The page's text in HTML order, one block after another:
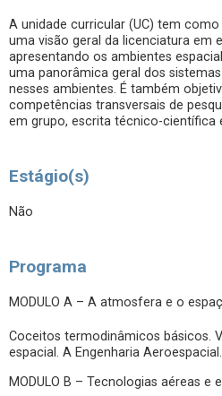
A unidade curricular (UC) tem
uma visão geral da licenciatura em
apresentando os ambientes
uma panorâmica geral dos
nesses ambientes. É também
competências transversais de
em grupo, escrita técnico-científica
Estágio(s)
Não
Programa
MODULO A – A atmosfera e o
Coceitos termodinâmicos básicos.
espacial. A Engenharia Aeroespacial.
MODULO B – Tecnologias aéreas e